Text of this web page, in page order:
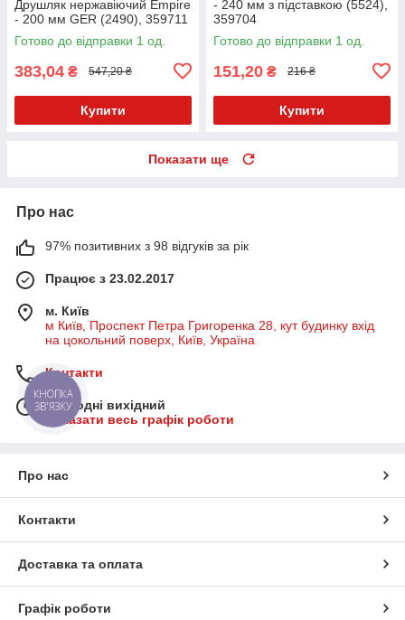
Друшляк нержавіючий Empire
- 200 мм GER (2490), 359711
Готово до відправки 1 од.
383,04 ₴ 547,20 ₴
Купити
- 240 мм з підставкою (5524),
359704
Готово до відправки 1 од.
151,20 ₴ 216 ₴
Купити
Показати ще
Про нас
97% позитивних з 98 відгуків за рік
Працює з 23.02.2017
м. Київ
м Київ, Проспект Петра Григоренка 28, кут будинку вхід
на цокольний поверх, Київ, Україна
Контакти
Сьогодні вихідний
Показати весь графік роботи
Про нас
Контакти
Доставка та оплата
Графік роботи
КНОПКА
ЗВ'ЯЗКУ